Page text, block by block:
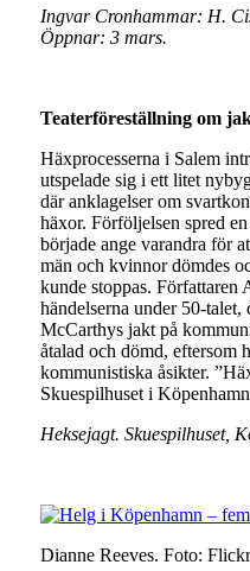
Ingvar Cronhammar: H.
Öppnar: 3 mars.
Teaterföreställning om
Häxprocesserna i Salem
utspelade sig i ett litet
där anklagelser om
häxor. Förföljelsen spred
började ange varandra för
män och kvinnor dömdes
kunde stoppas.
händelserna under 50-talet,
McCarthys jakt på
åtalad och dömd, eftersom
kommunistiska åsikter.
Skuespilhuset i Köpenhamn
Heksejagt. Skuespilhuset,
Dianne Reeves. Foto: